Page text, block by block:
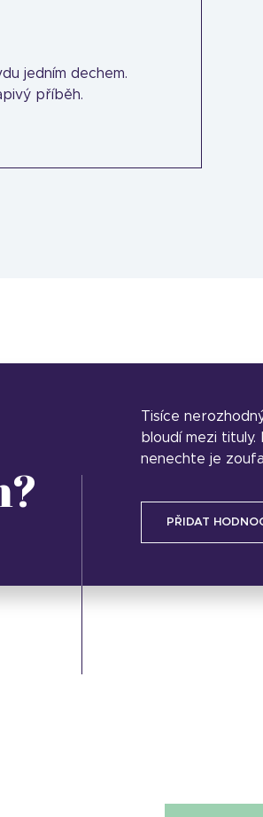
jedním dechem.
příběh.
Tisíce
bloudí mezi
nenechte je
PŘIDAT